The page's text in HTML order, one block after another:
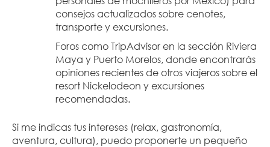
consejos actualizados sobre cenotes,
transporte y excursiones.
Foros como TripAdvisor en la sección Riviera
Maya y Puerto Morelos, donde encontrarás
opiniones recientes de otros viajeros sobre el
resort Nickelodeon y excursiones
recomendadas.
Si me indicas tus intereses (relax, gastronomía,
aventura, cultura), puedo proponerte un pequeño